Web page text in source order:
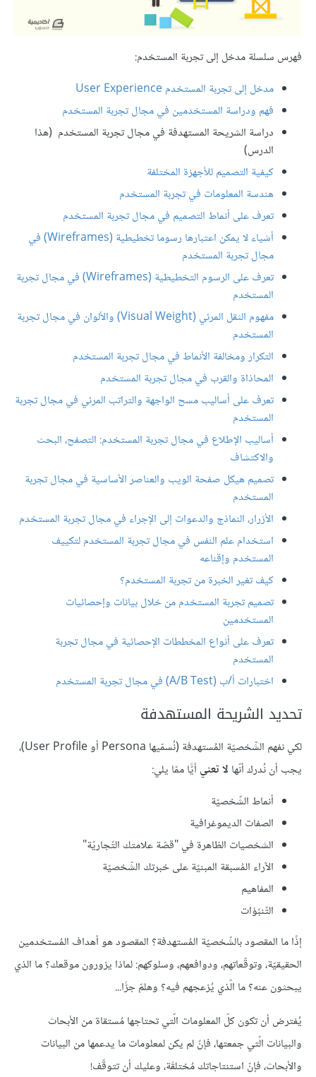
فهرس سلسلة مدخل إلى تجربة المستخدم:
مدخل إلى تجربة المستخدم User Experience
فهم ودراسة المستخدمين في مجال تجربة المستخدم
دراسة الشريحة المستهدفة في مجال تجربة المستخدم (هذا
الدرس)
كيفية التصميم للأجهزة المختلفة
هندسة المعلومات في تجربة المستخدم
تعرف على أنماط التصميم في مجال تجربة المستخدم
أشياء لا يمكن اعتبارها رسوما تخطيطية (Wireframes) في
مجال تجربة المستخدم
تعرف على الرسوم التخطيطية (Wireframes) في مجال تجربة
المستخدم
مفهوم الثقل المرئي (Visual Weight) والألوان في مجال تجربة
المستخدم
التكرار ومخالفة الأنماط في مجال تجربة المستخدم
المحاذاة والقرب في مجال تجربة المستخدم
تعرف على أساليب مسح الواجهة والتراتب المرئي في مجال تجربة
المستخدم
أساليب الإطلاع في مجال تجربة المستخدم: التصفح، البحث
والاكتشاف
تصميم هيكل صفحة الويب والعناصر الأساسية في مجال تجربة
المستخدم
الأزرار، النماذج والدعوات إلى الإجراء في مجال تجربة المستخدم
استخدام علم النفس في مجال تجربة المستخدم لتكييف
المستخدم وإقناعه
كيف تغير الخبرة من تجربة المستخدم؟
تصميم تجربة المستخدم من خلال بيانات وإحصائيات
المستخدمين
تعرف على أنواع المخططات الإحصائية في مجال تجربة
المستخدم
اختبارات أ/ب (A/B Test) في مجال تجربة المستخدم
تحديد الشريحة المستهدفة
لكي نفهم الشّخصيّة المُستهدفة (نُسمّيها Persona أو User Profile)،
يجب أن نُدرك أنّها لا تعني أيًّا ممّا يلي:
أنماط الشّخصيّة
الصفات الديموغرافية
الشخصيات الظاهرة في "قصّة علامتك التّجاريّة"
الآراء المُسبقة المبنيّة على خبرتك الشّخصيّة
المفاهيم
التّنبّؤات
إذًا ما المقصود بالشّخصيّة المُستهدفة؟ المقصود هو أهداف المُستخدمين
الحقيقيّة، وتوقّعاتهم، ودوافعهم، وسلوكهم: لماذا يزورون موقعك؟ ما الذي
يبحثون عنه؟ ما الّذي يُزعجهم فيه؟ وهلمّ جرًّا...
يُفترض أن تكون كلّ المعلومات الّتي تحتاجها مُستقاة من الأبحاث
والبيانات الّتي جمعتها، فإنّ لم يكن لمعلومات ما يدعمها من البيانات
والأبحاث، فإنّ استنتاجاتك مُختلقَة، وعليك أن تتوقّف!